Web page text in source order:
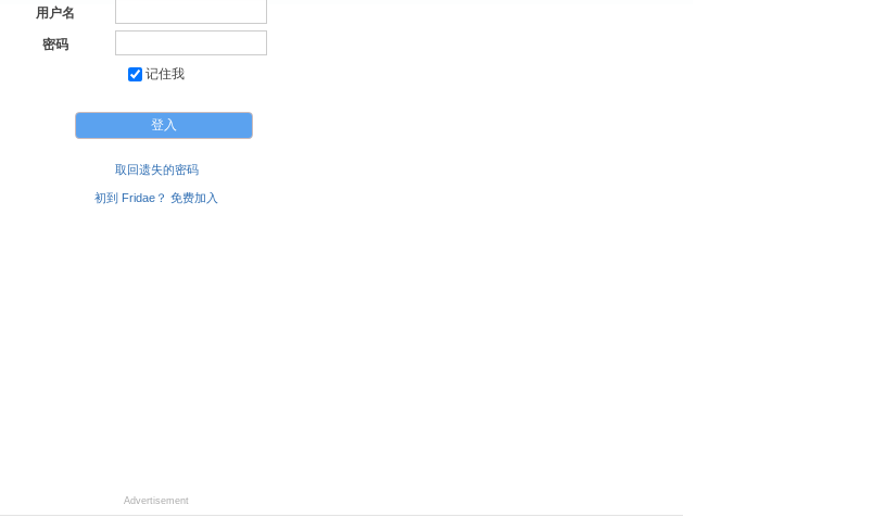
用户名
密码
记住我
取回遗失的密码
初到 Fridae？ 免费加入
Advertisement